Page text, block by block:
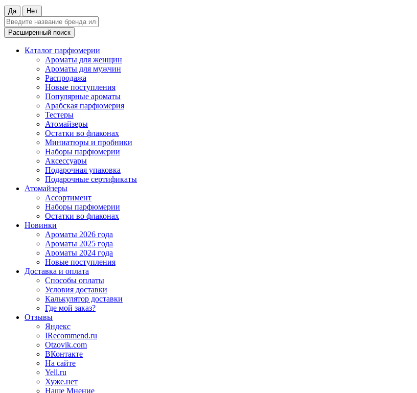
Да Нет
Расширенный поиск
Каталог парфюмерии
Ароматы для женщин
Ароматы для мужчин
Распродажа
Новые поступления
Популярные ароматы
Арабская парфюмерия
Тестеры
Атомайзеры
Остатки во флаконах
Миниатюры и пробники
Наборы парфюмерии
Аксессуары
Подарочная упаковка
Подарочные сертификаты
Атомайзеры
Ассортимент
Наборы парфюмерии
Остатки во флаконах
Новинки
Ароматы 2026 года
Ароматы 2025 года
Ароматы 2024 года
Новые поступления
Доставка и оплата
Способы оплаты
Условия доставки
Калькулятор доставки
Где мой заказ?
Отзывы
Яндекс
IRecommend.ru
Otzovik.com
ВКонтакте
На сайте
Yell.ru
Хуже.нет
Наше Мнение